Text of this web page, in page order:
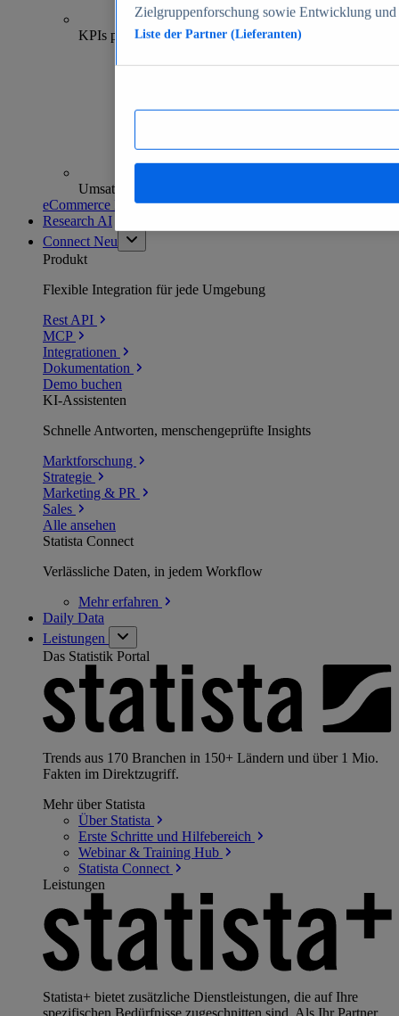
70+
KPIs pro Shop
Umsatzanalysen und -prognosen
eCommerce Insights entdecken
Research AI
Connect Neu
Produkt
Flexible Integration für jede Umgebung
Rest API
MCP
Integrationen
Dokumentation
Demo buchen
KI-Assistenten
Schnelle Antworten, menschengeprüfte Insights
Marktforschung
Strategie
Marketing & PR
Sales
Alle ansehen
Statista Connect
Verlässliche Daten, in jedem Workflow
Mehrerfahren
Daily Data
Leistungen
Das Statistik Portal
Trends aus 170 Branchen in 150+ Ländern und über 1 Mio.
Fakten im Direktzugriff.
Mehr über Statista
Über Statista
Erste Schritte und Hilfebereich
Webinar & Training Hub
Statista Connect
Leistungen
Statista+ bietet zusätzliche Dienstleistungen, die auf Ihre
spezifischen Bedürfnisse zugeschnitten sind. Als Ihr Partner
Zielgruppenforschung sowie Entwicklung
Liste der Partner (Lieferanten)